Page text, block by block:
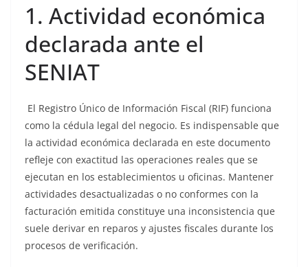
1. Actividad económica
declarada ante el
SENIAT
El Registro Único de Información Fiscal (RIF) funciona
como la cédula legal del negocio. Es indispensable que
la actividad económica declarada en este documento
refleje con exactitud las operaciones reales que se
ejecutan en los establecimientos u oficinas. Mantener
actividades desactualizadas o no conformes con la
facturación emitida constituye una inconsistencia que
suele derivar en reparos y ajustes fiscales durante los
procesos de verificación.